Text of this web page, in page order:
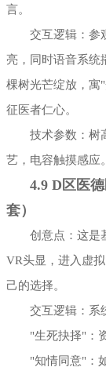
言。
交互逻辑：参
亮，同时语音系统
棵树光芒绽放，寓
征医者仁心。
技术参数：树
艺，电容触摸感应。
4.9 D区医
套）
创意点：这是
VR头显，进入虚
己的选择。
交互逻辑：系
"生死抉择"：
"知情同意"：